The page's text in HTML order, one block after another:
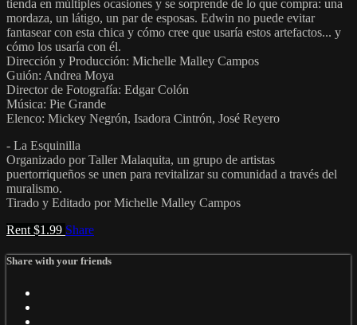
tienda en múltiples ocasiones y se sorprende de lo que compra: una
mordaza, un látigo, un par de esposas. Edwin no puede evitar
fantasear con esta chica y cómo cree que usaría estos artefactos... y
cómo los usaría con él.
Dirección y Producción: Michelle Malley Campos
Guión: Andrea Moya
Director de Fotografía: Edgar Colón
Música: Pie Grande
Elenco: Mickey Negrón, Isadora Cintrón, José Reyero
- La Esquinilla
Organizado por Taller Malaquita, un grupo de artistas
puertorriqueños se unen para revitalizar su comunidad a través del
muralismo.
Tirado y Editado por Michelle Malley Campos
Rent $1.99 Share
Share with your friends